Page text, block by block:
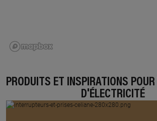
PRODUITS ET INSPIRATIONS
D'ÉLECTRICITÉ